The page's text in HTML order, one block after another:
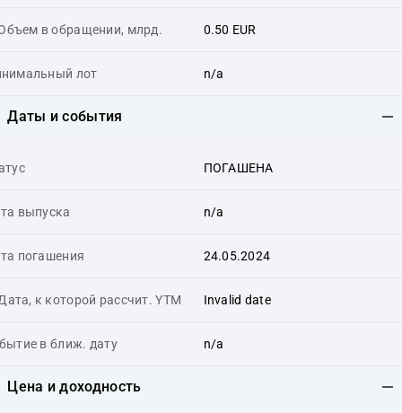
в обращении, млрд. 0.50 EUR
лот n/a
Даты и события
ПОГАШЕНА
выпуска n/a
погашения 24.05.2024
к которой рассчит. YTM Invalid date
в ближ. дату n/a
Цена и доходность